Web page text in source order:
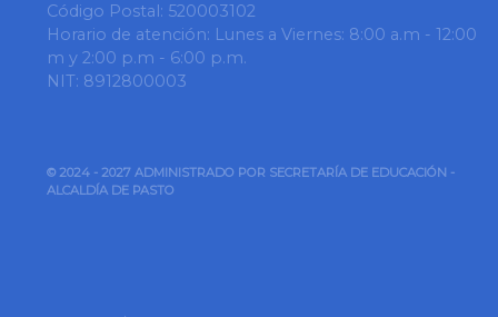
Código Postal: 520003102
Horario de atención: Lunes a Viernes: 8:00 a.m - 12:00
m y 2:00 p.m - 6:00 p.m.
NIT: 8912800003
© 2024 - 2027 ADMINISTRADO POR SECRETARÍA DE EDUCACIÓN -
ALCALDÍA DE PASTO